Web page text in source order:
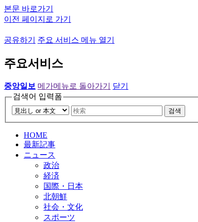
본문 바로가기
이전 페이지로 가기
공유하기 주요 서비스 메뉴 열기
주요서비스
중앙일보 메가메뉴로 돌아가기
닫기
검색어 입력폼
검색
HOME
最新記事
ニュース
政治
経済
国際・日本
北朝鮮
社会・文化
スポーツ